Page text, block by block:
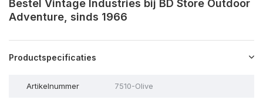
Bestel Vintage Industries bij BD Store Outdoor
Adventure, sinds 1966
Productspecificaties
Artikelnummer 7510-Olive